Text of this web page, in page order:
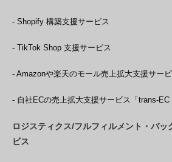
- Shopify 構築支援サービス
- TikTok Shop 支援サービス
- Amazonや楽天のモール売上拡大支援サー
- 自社ECの売上拡大支援サービス「trans-EC
ロジスティクス/フルフィルメント・バッ
ビス